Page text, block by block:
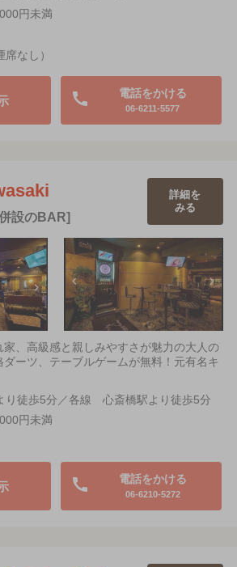
円未満
なし）
電話をかける
06-6211-5577
設のBAR]
詳細を
みる
家、高級感と親しみやすさが魅力の大人の
ーツ、テーブルゲームが無料！元有名キ
徒歩5分／各線 心斎橋駅より徒歩5分
円未満
電話をかける
06-6210-5272